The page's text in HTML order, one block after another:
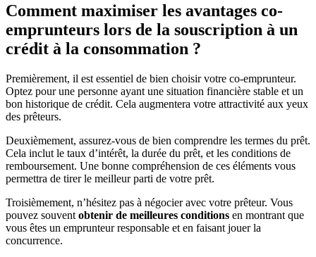
Comment maximiser les avantages co-
emprunteurs lors de la souscription à un
crédit à la consommation ?
Premièrement, il est essentiel de bien choisir votre co-emprunteur.
Optez pour une personne ayant une situation financière stable et un
bon historique de crédit. Cela augmentera votre attractivité aux yeux
des prêteurs.
Deuxièmement, assurez-vous de bien comprendre les termes du prêt.
Cela inclut le taux d’intérêt, la durée du prêt, et les conditions de
remboursement. Une bonne compréhension de ces éléments vous
permettra de tirer le meilleur parti de votre prêt.
Troisièmement, n’hésitez pas à négocier avec votre prêteur. Vous
pouvez souvent obtenir de meilleures conditions en montrant que
vous êtes un emprunteur responsable et en faisant jouer la
concurrence.